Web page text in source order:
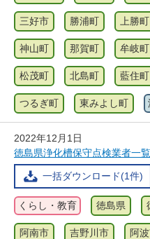
三好市 勝浦町 上勝町
神山町 那賀町 牟岐町
松茂町 北島町 藍住町
つるぎ町 東みよし町
2022年12月1日
徳島県浄化槽保守点検業者一覧
一括ダウンロード(1件)
くらし・教育 徳島県
阿南市 吉野川市 阿